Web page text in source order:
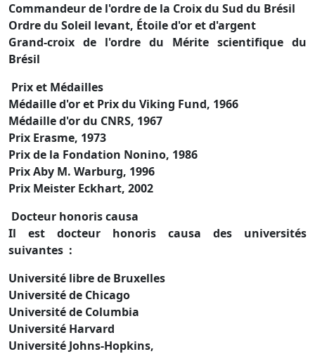
Commandeur de l'ordre de la Croix du Sud du Brésil
Ordre du Soleil levant, Étoile d'or et d'argent
Grand-croix de l'ordre du Mérite scientifique du
Brésil
Prix et Médailles
Médaille d'or et Prix du Viking Fund, 1966
Médaille d'or du CNRS, 1967
Prix Erasme, 1973
Prix de la Fondation Nonino, 1986
Prix Aby M. Warburg, 1996
Prix Meister Eckhart, 2002
Docteur honoris causa
Il est docteur honoris causa des universités
suivantes :
Université libre de Bruxelles
Université de Chicago
Université de Columbia
Université Harvard
Université Johns-Hopkins,